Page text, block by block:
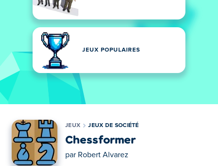
JEUX POPULAIRES
JEUX JEUX DE SOCIÉTÉ
Chessformer
par Robert Alvarez